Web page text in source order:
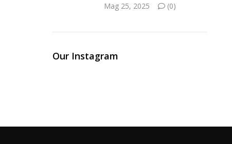
Mag 25, 2025
(0)
Our Instagram